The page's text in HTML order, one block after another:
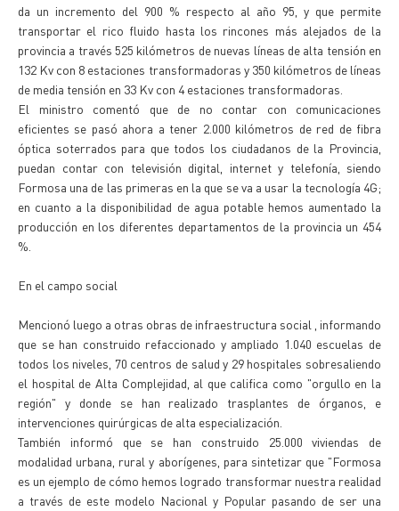
da un incremento del 900 % respecto al año 95, y que permite
transportar el rico fluido hasta los rincones más alejados de la
provincia a través 525 kilómetros de nuevas líneas de alta tensión en
132 Kv con 8 estaciones transformadoras y 350 kilómetros de líneas
de media tensión en 33 Kv con 4 estaciones transformadoras.
El ministro comentó que de no contar con comunicaciones
eficientes se pasó ahora a tener 2.000 kilómetros de red de fibra
óptica soterrados para que todos los ciudadanos de la Provincia,
puedan contar con televisión digital, internet y telefonía, siendo
Formosa una de las primeras en la que se va a usar la tecnología 4G;
en cuanto a la disponibilidad de agua potable hemos aumentado la
producción en los diferentes departamentos de la provincia un 454
%.
En el campo social
Mencionó luego a otras obras de infraestructura social , informando
que se han construido refaccionado y ampliado 1.040 escuelas de
todos los niveles, 70 centros de salud y 29 hospitales sobresaliendo
el hospital de Alta Complejidad, al que califica como "orgullo en la
región" y donde se han realizado trasplantes de órganos, e
intervenciones quirúrgicas de alta especialización.
También informó que se han construido 25.000 viviendas de
modalidad urbana, rural y aborígenes, para sintetizar que "Formosa
es un ejemplo de cómo hemos logrado transformar nuestra realidad
a través de este modelo Nacional y Popular pasando de ser una